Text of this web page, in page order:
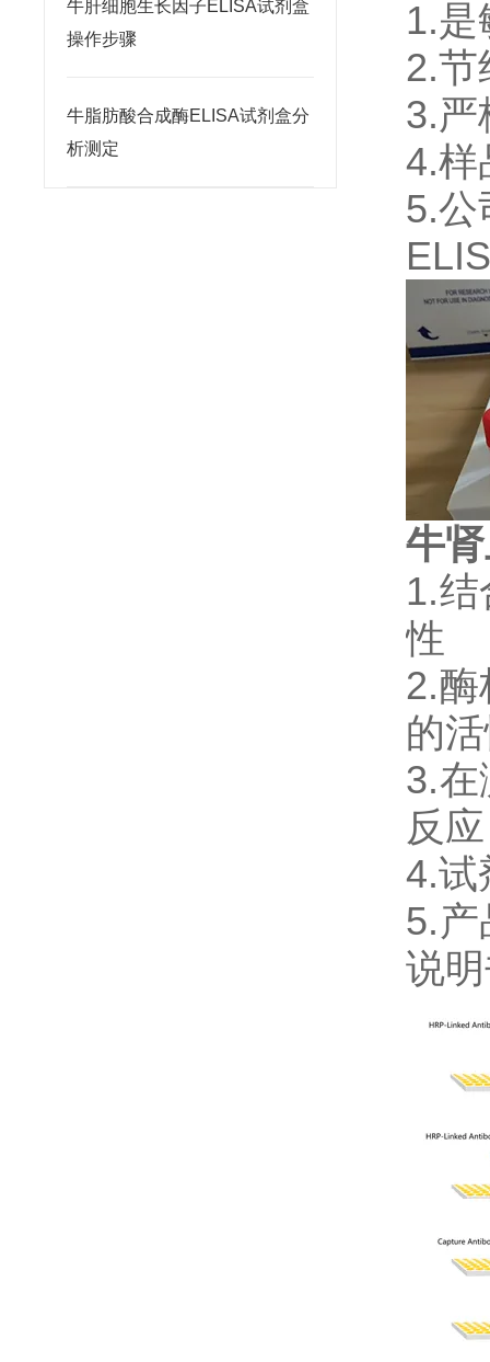
牛肝细胞生长因子ELISA试剂盒
操作步骤
牛脂肪酸合成酶ELISA试剂盒分
析测定
1.是
2.节
3.严
4.样
5.公
牛
1.
性
2.酶
的
3.在
反应
4.
5.产
说